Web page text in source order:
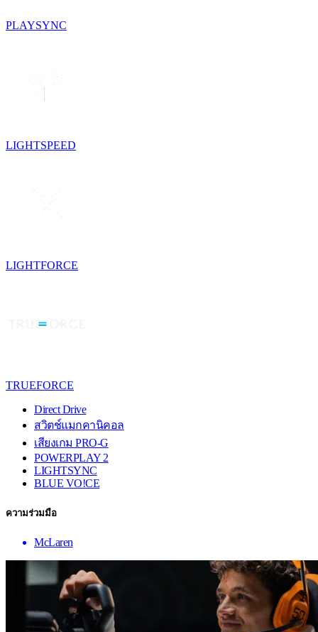
PLAYSYNC
LIGHTSPEED
LIGHTFORCE
TRUEFORCE
Direct Drive
สวิตช์แมกคานิคอล
เสียงเกม PRO-G
POWERPLAY 2
LIGHTSYNC
BLUE VO!CE
ความร่วมมือ
McLaren